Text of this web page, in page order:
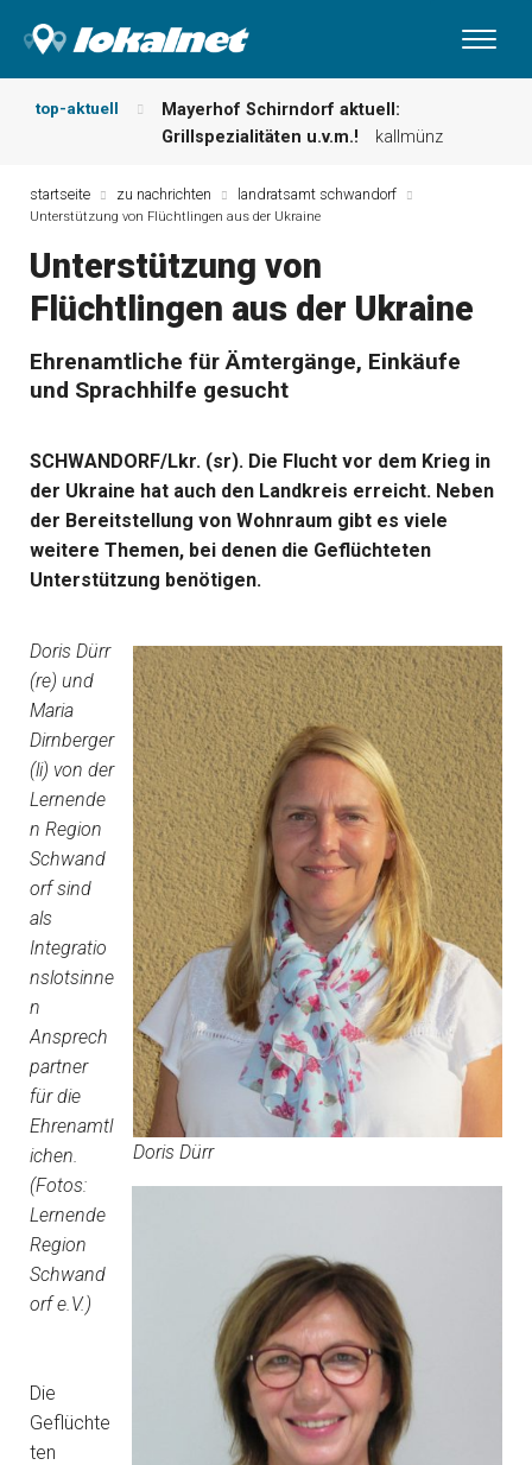
top-aktuell
Mayerhof Schirndorf aktuell:
Grillspezialitäten u.v.m.!
kallmünz
und mehr … burglengenfeld
Der „deutsche Michel“ muss nun
leserbriefe
Maxhütter Fischladen: Unser aktuelles
Angebot …
Nutzen Sie aktuelle Angebote Ihrer
Region!
angebote vor ort | anzeige
startseite zu nachrichten landratsamt schwandorf
Unterstützung von Flüchtlingen aus der Ukraine
Unterstützung von
Flüchtlingen aus der Ukraine
Ehrenamtliche für Ämtergänge, Einkäufe
und Sprachhilfe gesucht
SCHWANDORF/Lkr. (sr). Die Flucht vor dem Krieg in
der Ukraine hat auch den Landkreis erreicht. Neben
der Bereitstellung von Wohnraum gibt es viele
weitere Themen, bei denen die Geflüchteten
Unterstützung benötigen.
Doris Dürr
Doris Dürr
(re) und
Maria
Dirnberger
(li) von der
Lernende
n Region
Schwand
orf sind
als
Integratio
nslotsinne
n
Ansprech
partner
für die
Ehrenamtl
ichen.
(Fotos:
Lernende
Region
Schwand
orf e.V.)
Die
Geflüchte
ten